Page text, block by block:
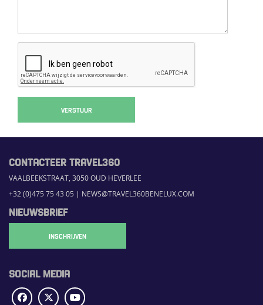
VERSTUUR
CONTACTEER TRAVEL360
VAALBEEKSTRAAT, 3050 OUD HEVERLEE
+32 (0)475 75 43 05 | NEWS@TRAVEL360BENELUX.COM
NIEUWSBRIEF
INSCHRIJVEN
SOCIAL MEDIA